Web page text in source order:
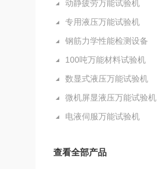
动静疲劳万能试验机
专用液压万能试验机
钢筋力学性能检测设备
100吨万能材料试验机
数显式液压万能试验机
微机屏显液压万能试验机
电液伺服万能试验机
查看全部产品